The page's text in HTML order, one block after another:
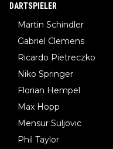
DARTSPIELER
Martin Schindler
Gabriel Clemens
Ricardo Pietreczko
Niko Springer
Florian Hempel
Max Hopp
Mensur Suljovic
Phil Taylor